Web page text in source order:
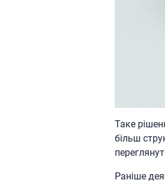
Таке
більш
Раніше